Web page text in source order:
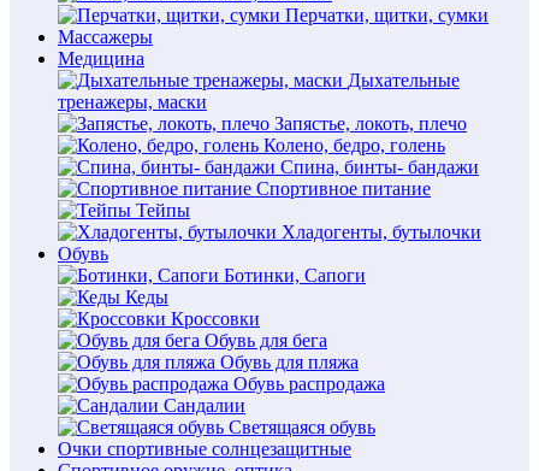
Перчатки, щитки, сумки
Массажеры
Медицина
Дыхательные
тренажеры, маски
Запястье, локоть, плечо
Колено, бедро, голень
Спина, бинты- бандажи
Спортивное питание
Тейпы
Хладогенты, бутылочки
Обувь
Ботинки, Сапоги
Кеды
Кроссовки
Обувь для бега
Обувь для пляжа
Обувь распродажа
Сандалии
Светящаяся обувь
Очки спортивные солнцезащитные